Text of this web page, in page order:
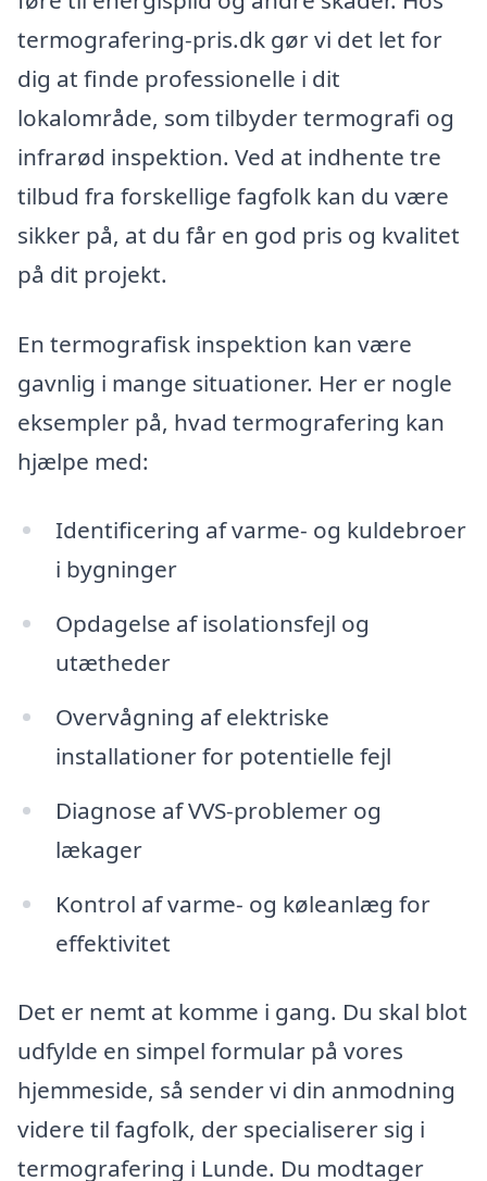
termografering-pris.dk gør vi det let for
dig at finde professionelle i dit
lokalområde, som tilbyder termografi og
infrarød inspektion. Ved at indhente tre
tilbud fra forskellige fagfolk kan du være
sikker på, at du får en god pris og kvalitet
på dit projekt.
En termografisk inspektion kan være
gavnlig i mange situationer. Her er nogle
eksempler på, hvad termografering kan
hjælpe med:
Identificering af varme- og kuldebroer
i bygninger
Opdagelse af isolationsfejl og
utætheder
Overvågning af elektriske
installationer for potentielle fejl
Diagnose af VVS-problemer og
lækager
Kontrol af varme- og køleanlæg for
effektivitet
Det er nemt at komme i gang. Du skal blot
udfylde en simpel formular på vores
hjemmeside, så sender vi din anmodning
videre til fagfolk, der specialiserer sig i
termografering i Lunde. Du modtager